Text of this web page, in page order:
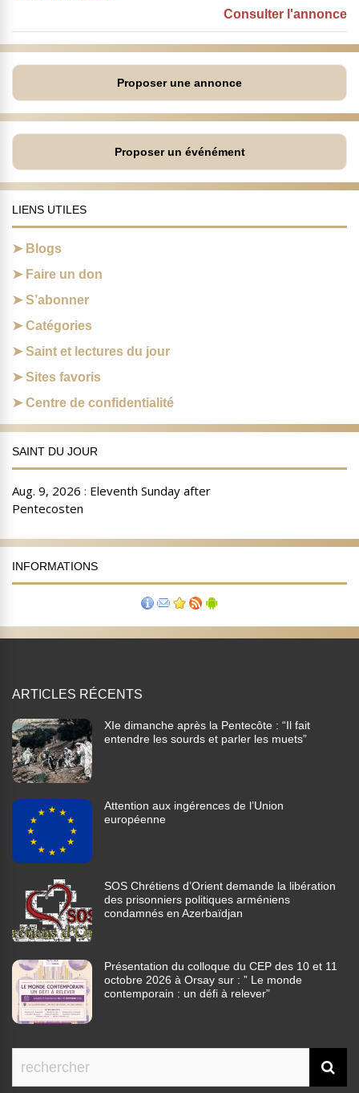
Consulter l'annonce
Proposer une annonce
Proposer un événément
LIENS UTILES
Blogs
Faire un don
S’abonner
Catégories
Saint et lectures du jour
Sites favoris
Centre de confidentialité
SAINT DU JOUR
INFORMATIONS
ARTICLES RÉCENTS
XIe dimanche après la Pentecôte : “Il fait
entendre les sourds et parler les muets”
Attention aux ingérences de l’Union
européenne
SOS Chrétiens d’Orient demande la libération
des prisonniers politiques arméniens
condamnés en Azerbaïdjan
Présentation du colloque du CEP des 10 et 11
octobre 2026 à Orsay sur : ” Le monde
contemporain : un défi à relever”